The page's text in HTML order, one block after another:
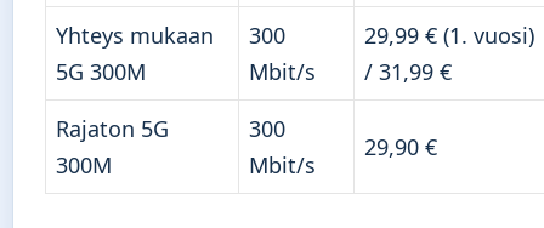
Yhteys mukaan
5G 300M
300
Mbit/s
29,99 € (1. vuosi)
/ 31,99 €
Rajaton 5G
300M
300
Mbit/s
29,90 €